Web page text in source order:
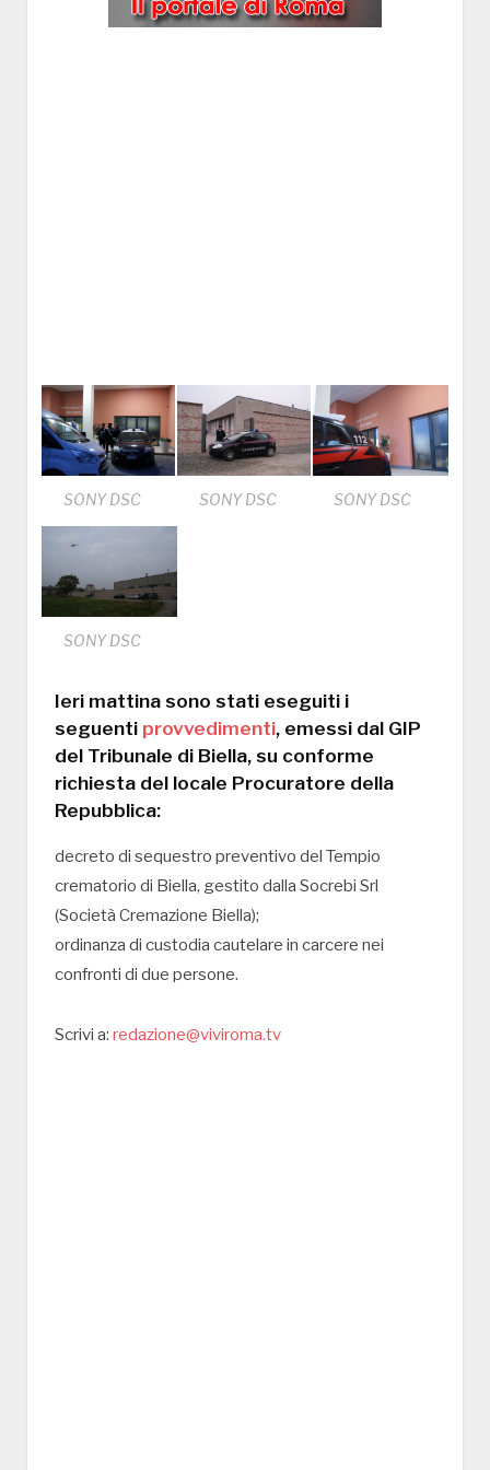
SONY DSC SONY DSC SONY DSC
SONY DSC
Ieri mattina sono stati eseguiti i
seguenti provvedimenti, emessi dal GIP
del Tribunale di Biella, su conforme
richiesta del locale Procuratore della
Repubblica:
decreto di sequestro preventivo del Tempio
crematorio di Biella, gestito dalla Socrebi Srl
(Società Cremazione Biella);
ordinanza di custodia cautelare in carcere nei
confronti di due persone.
Scrivi a: redazione@viviroma.tv